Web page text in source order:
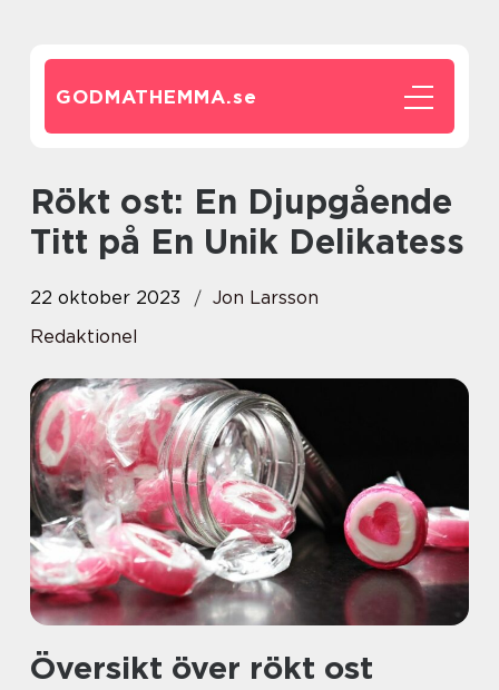
GODMATHEMMA.se
Rökt ost: En Djupgående
Titt på En Unik Delikatess
22 oktober 2023
Jon Larsson
Redaktionel
Översikt över rökt ost